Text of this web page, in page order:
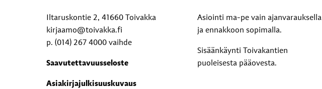
Iltaruskontie 2, 41660 Toivakka
kirjaamo@toivakka.fi
p. (014) 267 4000 vaihde
Saavutettavuusseloste
Asiakirjajulkisuuskuvaus
Asiointi ma-pe vain ajanvarauksella
ja ennakkoon sopimalla.
Sisäänkäynti Toivakantien
puoleisesta pääovesta.